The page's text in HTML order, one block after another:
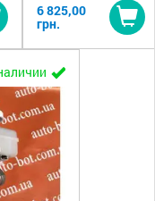
6 825,00
грн.